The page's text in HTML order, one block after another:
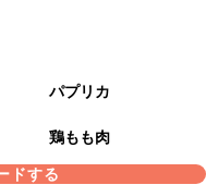
パプリカ
鶏もも肉
ドする